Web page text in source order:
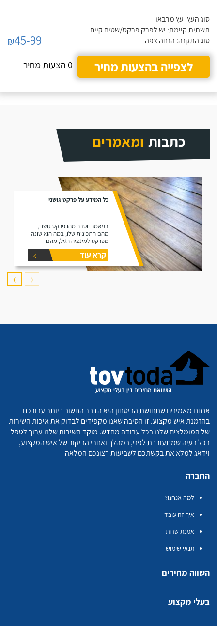
סוג העץ: עץ מרבאו
תשתית קיימת: יש לפרק פרקט/שטיח קיים
סוג התקנה: הנחה צפה
₪45-99
לצפייה בהצעות מחיר
0 הצעות מחיר
כתבות ומאמרים
כל המידע על פרקט גושני
במאמר יוסבר מהו פרקט גושני,
מהם התכונות שלו, במה הוא שונה
מפרקט למינציה רגיל, מהם
היתרונות שלו ומהם החסרונות שלו.
קרא עוד
❮
❯
אנחנו מאמינים שתחושת הביטחון היא הדבר החשוב ביותר עבורכם
בהזמנת איש מקצוע. זו הסיבה שאנו מקפידים לבדוק את איכות השירות
של המומלצים שלנו בכל עבודה מחדש. מוקד השירות שלנו ערוך לטפל
בכל בעיה שמתעוררת לפני, במהלך ואחרי הביקור של איש המקצוע,
וידאג למלא את בקשתכם לשביעות רצונכם המלאה
החברה
למה אנחנו?
איך זה עובד
אמנת שרות
תנאי שימוש
השווה מחירים
בעלי מקצוע